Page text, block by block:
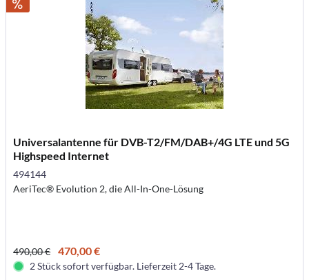
Universalantenne für DVB-T2/FM/DAB+/4G LTE und 5G
Highspeed Internet
494144
AeriTec® Evolution 2, die All-In-One-Lösung
490,00 € 470,00 €
2 Stück sofort verfügbar. Lieferzeit 2-4 Tage.